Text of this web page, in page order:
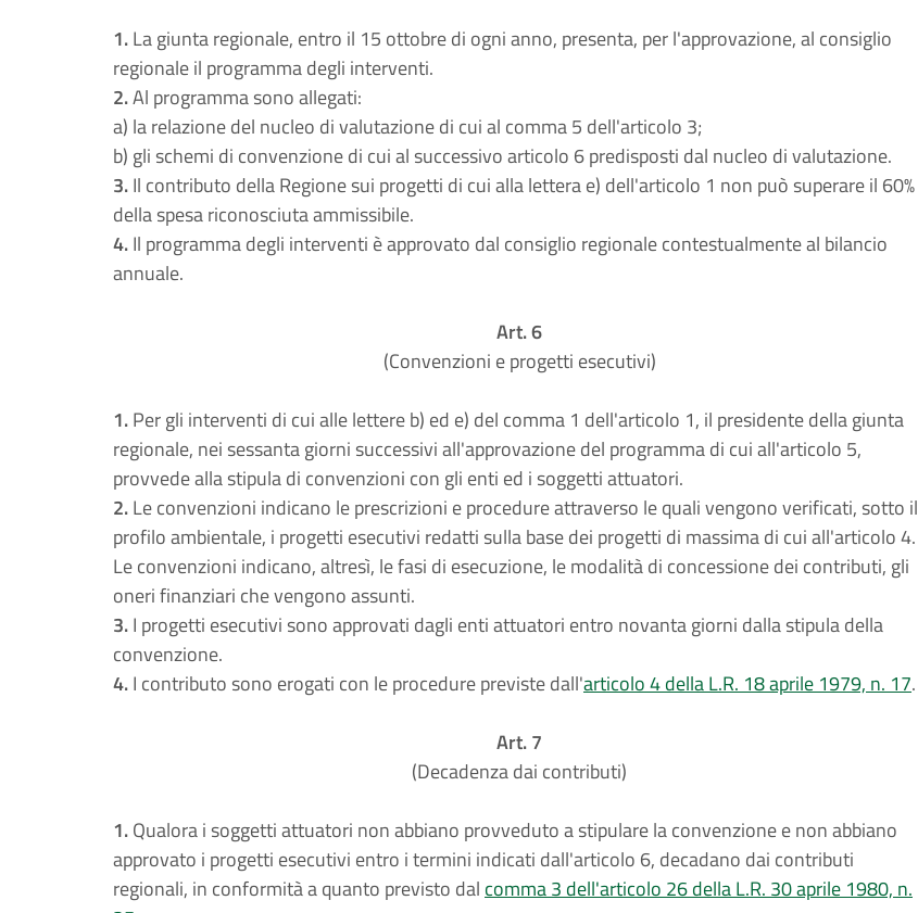
1.La giunta regionale, entro il 15 ottobre di ogni anno, presenta, per l'approvazione, al consiglio
regionale il programma degli interventi.
2.Al programma sono allegati:
a) la relazione del nucleo di valutazione di cui al comma 5 dell'articolo 3;
b) gli schemi di convenzione di cui al successivo articolo 6 predisposti dal nucleo di valutazione.
3.Il contributo della Regione sui progetti di cui alla lettera e) dell'articolo 1 non può superare il 60%
della spesa riconosciuta ammissibile.
4.Il programma degli interventi è approvato dal consiglio regionale contestualmente al bilancio
annuale.
Art. 6
(Convenzioni e progetti esecutivi)
1.Per gli interventi di cui alle lettere b) ed e) del comma 1 dell'articolo 1, il presidente della giunta
regionale, nei sessanta giorni successivi all'approvazione del programma di cui all'articolo 5,
provvede alla stipula di convenzioni con gli enti ed i soggetti attuatori.
2.Le convenzioni indicano le prescrizioni e procedure attraverso le quali vengono verificati, sotto il
profilo ambientale, i progetti esecutivi redatti sulla base dei progetti di massima di cui all'articolo 4.
Le convenzioni indicano, altresì, le fasi di esecuzione, le modalità di concessione dei contributi, gli
oneri finanziari che vengono assunti.
3.I progetti esecutivi sono approvati dagli enti attuatori entro novanta giorni dalla stipula della
convenzione.
4.I contributo sono erogati con le procedure previste dall'articolo 4 della L.R. 18 aprile 1979, n. 17.
Art. 7
(Decadenza dai contributi)
1.Qualora i soggetti attuatori non abbiano provveduto a stipulare la convenzione e non abbiano
approvato i progetti esecutivi entro i termini indicati dall'articolo 6, decadano dai contributi
regionali, in conformità a quanto previsto dal comma 3 dell'articolo 26 della L.R. 30 aprile 1980, n.